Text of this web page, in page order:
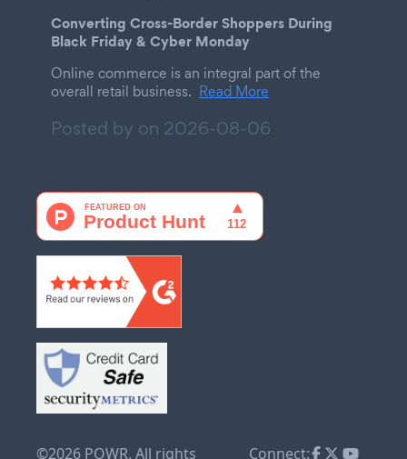
Converting Cross-Border Shoppers During
Black Friday & Cyber Monday
Online commerce is an integral part of the
overall retail business. Read More
Posted by on 2026-08-06
©2026 POWR. All rights Connect: